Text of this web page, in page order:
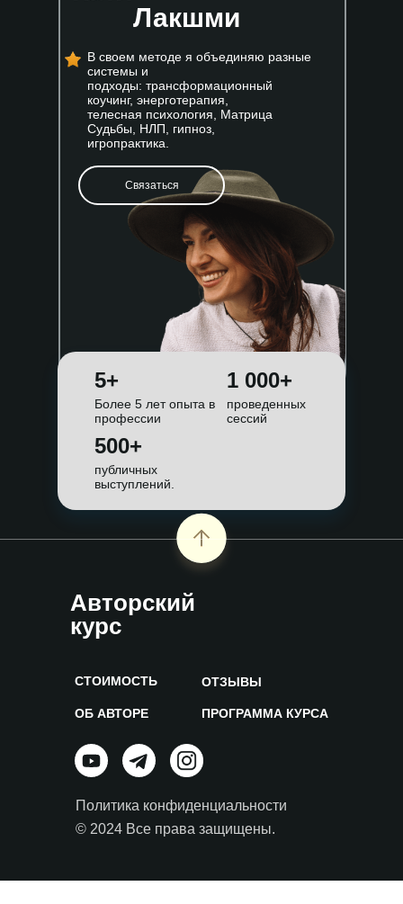
Лакшми
В своем методе я объединяю разные
системы и
подходы: трансформационный
коучинг, энерготерапия,
телесная психология, Матрица
Судьбы, НЛП, гипноз,
игропрактика.
Связаться
Более 5 лет опыта в
профессии
5+
проведенных
сессий
1 000+
публичных
выступлений.
500+
Авторский
курс
СТОИМОСТЬ ОТЗЫВЫ
ОБ АВТОРЕ ПРОГРАММА КУРСА
Политика конфиденциальности
© 2024 Все права защищены.